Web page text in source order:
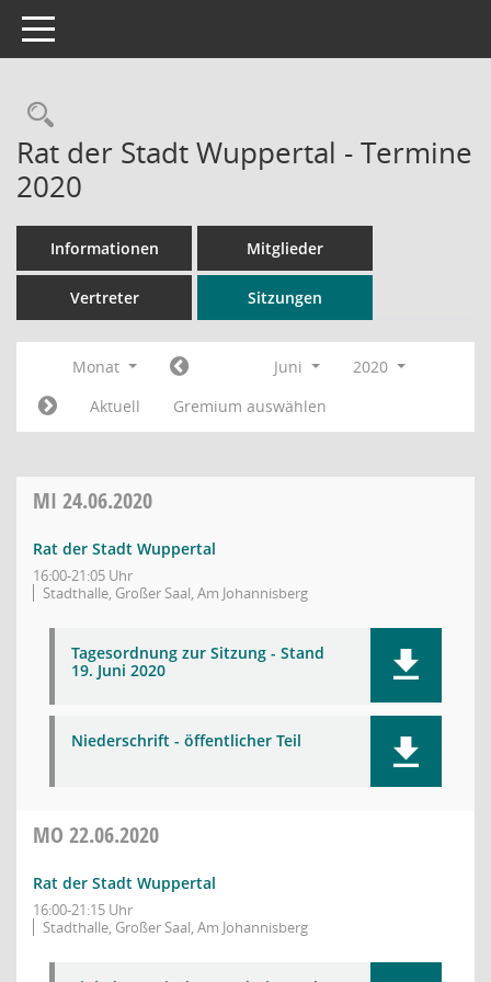
Toggle navigation
Rechercheauswahl
Rat der Stadt Wuppertal - Termine
2020
Informationen Mitglieder
Vertreter Sitzungen
Monat Juni
2020
Aktuell
Gremium auswählen
MI 24.06.2020
Rat der Stadt Wuppertal
16:00-21:05 Uhr
Stadthalle, Großer Saal, Am Johannisberg
Tagesordnung zur Sitzung - Stand
19. Juni 2020
Niederschrift - öffentlicher Teil
MO 22.06.2020
Rat der Stadt Wuppertal
16:00-21:15 Uhr
Stadthalle, Großer Saal, Am Johannisberg